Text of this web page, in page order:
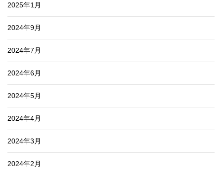
2025年1月
2024年9月
2024年7月
2024年6月
2024年5月
2024年4月
2024年3月
2024年2月